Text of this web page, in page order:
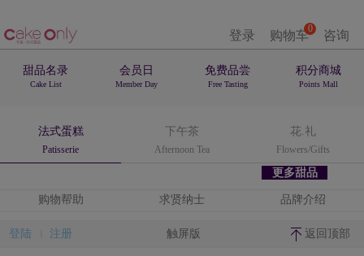
登录 0
购物车 咨询
甜品名录
Cake List
会员日
Member Day
免费品尝
Free Tasting
积分商城
Points Mall
法式蛋糕
Patisserie
下午茶
Afternoon Tea
花.礼
Flowers/Gifts
更多甜品
购物帮助 求贤纳士 品牌介绍
登陆 注册 触屏版 返回顶部